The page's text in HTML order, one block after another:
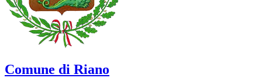
Comune di Riano